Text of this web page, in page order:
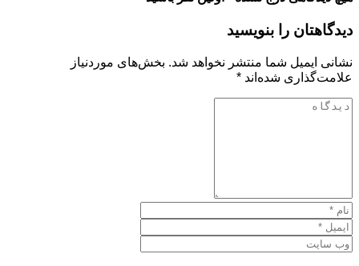
دیدگاهتان را بنویسید
نشانی ایمیل شما منتشر نخواهد شد. بخش‌های موردنیاز
علامت‌گذاری شده‌اند *